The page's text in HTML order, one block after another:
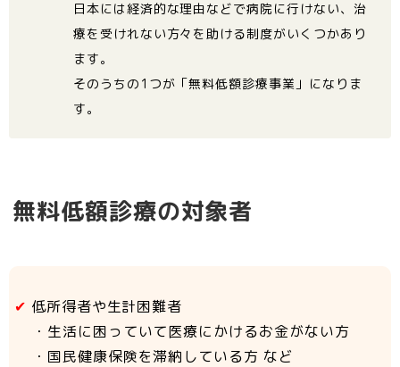
日本には経済的な理由などで病院に行けない、治
療を受けれない方々を助ける制度がいくつかあり
ます。
そのうちの1つが「無料低額診療事業」になりま
す。
無料低額診療の対象者
低所得者や生計困難者
・生活に困っていて医療にかけるお金がない方
・国民健康保険を滞納している方 など